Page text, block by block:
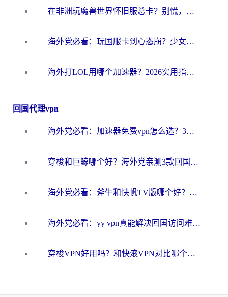
在非洲玩魔兽世界怀旧服总卡？别慌，这份指南帮你丝滑开荒
海外党必看：玩国服卡到心态崩？少女前线云图计划加速器免费推荐+碧蓝航线足球世界流畅攻略
海外打LOL用哪个加速器？2026实用指南：从延迟到设备适配，一篇解决你的国服游戏痛点
回国代理vpn
海外党必看：加速器免费vpn怎么选？3步教你无缝访问国内资源
穿梭和巨鲸哪个好？海外党亲测3款回国加速器，教你避开90%的坑
海外党必看：斧牛和快帆TV版哪个好？3分钟选对回国加速器，无缝刷B站、追热剧
海外党必看：yy vpn真能解决回国访问难题？附云极initap测评+免费方案对比
穿梭VPN好用吗？和快滚VPN对比哪个回国效果更好？海外党选回国加速器必看指南